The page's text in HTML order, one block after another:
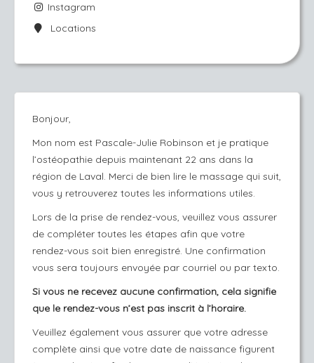
Instagram
Locations
Bonjour,
Mon nom est Pascale-Julie Robinson et je pratique
l’ostéopathie depuis maintenant 22 ans dans la
région de Laval. Merci de bien lire le massage qui suit,
vous y retrouverez toutes les informations utiles.
Lors de la prise de rendez-vous, veuillez vous assurer
de compléter toutes les étapes afin que votre
rendez-vous soit bien enregistré. Une confirmation
vous sera toujours envoyée par courriel ou par texto.
Si vous ne recevez aucune confirmation, cela signifie
que le rendez-vous n’est pas inscrit à l’horaire.
Veuillez également vous assurer que votre adresse
complète ainsi que votre date de naissance figurent